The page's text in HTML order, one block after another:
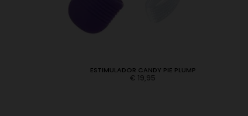
ESTIMULADOR CANDY PIE PLUMP
€ 19,95